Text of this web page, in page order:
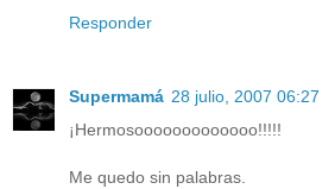
Responder
Supermamá 28 julio, 2007 06:27
¡Hermosooooooooooooo!!!!!
Me quedo sin palabras.